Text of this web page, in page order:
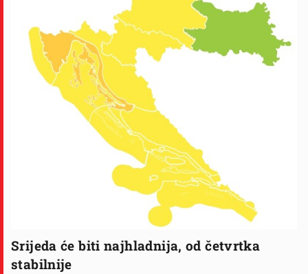
Srijeda će biti najhladnija, od četvrtka
stabilnije